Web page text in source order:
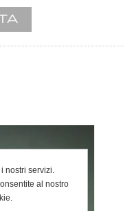
i nostri servizi.
al nostro